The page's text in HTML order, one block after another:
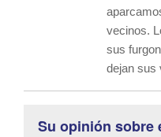
vecinos.
sus
dejan sus
Su opinión sobre